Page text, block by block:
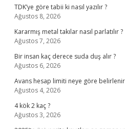
TDK’ye göre tabii ki nasıl yazılır ?
Ağustos 8, 2026
Kararmış metal takılar nasıl parlatılır ?
Ağustos 7, 2026
Bir insan kaç derece suda duş alır ?
Ağustos 6, 2026
Avans hesap limiti neye göre
Ağustos 4, 2026
4 kök 2 kaç ?
Ağustos 3, 2026